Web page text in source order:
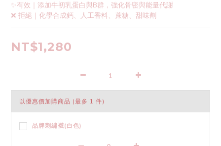
✨有效｜添加牛初乳蛋白與B群，強化骨密與能量代謝
❌ 拒絕｜化學合成鈣、人工香料、蔗糖、甜味劑
NT$1,280
以優惠價加購商品 (最多 1 件)
品牌刺繡襪(白色)